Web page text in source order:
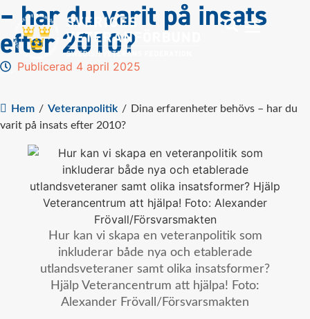
– har du varit på insats
efter 2010?
Publicerad 4 april 2025
Hem / Veteranpolitik / Dina erfarenheter behövs – har du
varit på insats efter 2010?
Hur kan vi skapa en veteranpolitik som
inkluderar både nya och etablerade
utlandsveteraner samt olika insatsformer?
Hjälp Veterancentrum att hjälpa! Foto:
Alexander Frövall/Försvarsmakten